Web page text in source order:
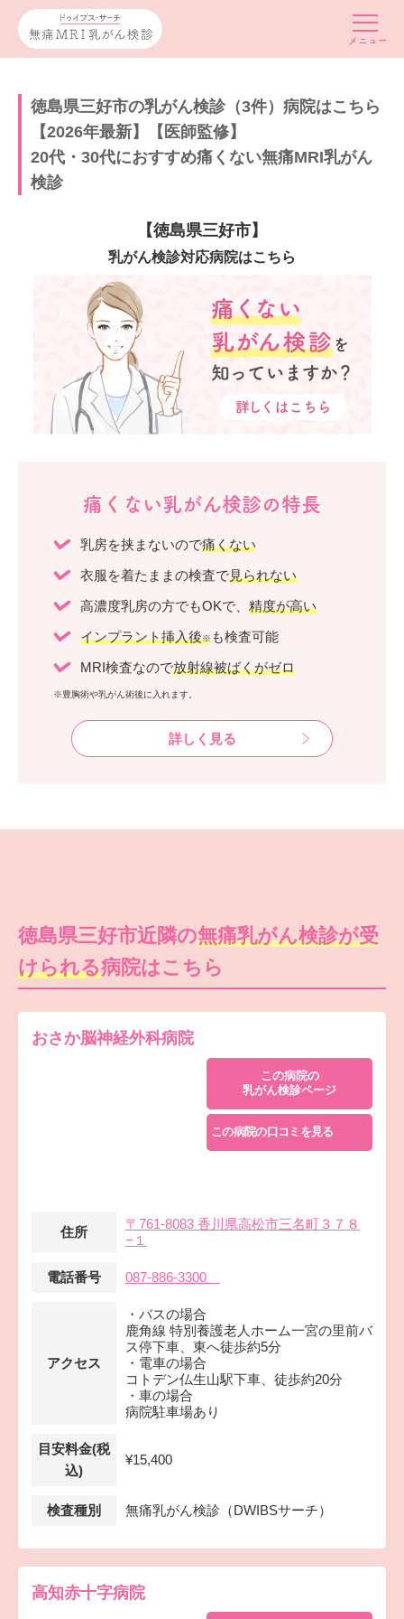
徳島県三好市の乳がん検診（3件）病院はこちら
【2026年最新】【医師監修】
20代・30代におすすめ痛くない無痛MRI乳がん
検診
【徳島県三好市】
乳がん検診対応病院はこちら
痛くない乳がん検診の特長
乳房を挟まないので痛くない
衣服を着たままの検査で見られない
高濃度乳房の方でもOKで、 精度が高い
インプラント挿入後※ も検査可能
MRI検査なので放射線被ばくがゼロ
※豊胸術や乳がん術後に入れます。
詳しく見る
徳島県三好市近隣の無痛乳がん検診が受
けられる病院はこちら
おさか脳神経外科病院
この病院の
乳がん検診ページ
この病院の口コミを見る
住所
〒761-8083 香川県高松市三名町３７８
−１
電話番号 087-886-3300
アクセス
・バスの場合
鹿角線 特別養護老人ホーム一宮の里前バ
ス停下車、東へ徒歩約5分
・電車の場合
コトデン仏生山駅下車、徒歩約20分
・車の場合
病院駐車場あり
目安料金(税
込)
¥15,400
検査種別 無痛乳がん検診（DWIBSサーチ）
高知赤十字病院